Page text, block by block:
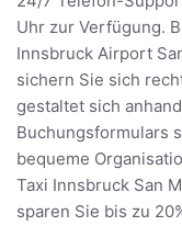
Uhr zur Verfügung.
Innsbruck Airport
sichern Sie sich
gestaltet sich
Buchungsformulars
bequeme
Taxi Innsbruck San
sparen Sie bis zu